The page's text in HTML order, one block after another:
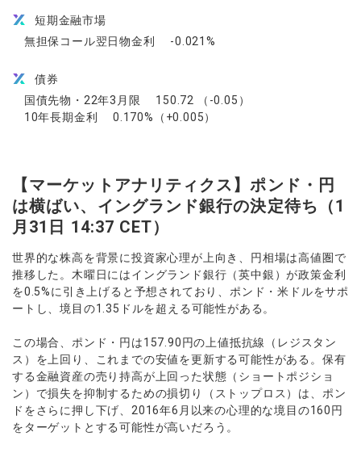
短期金融市場
無担保コール翌日物金利 -0.021%
債券
国債先物・22年3月限 150.72 （-0.05）
10年長期金利 0.170%（+0.005）
【マーケットアナリティクス】ポンド・円
は横ばい、イングランド銀行の決定待ち（1
月31日 14:37 CET）
世界的な株高を背景に投資家心理が上向き、円相場は高値圏で
推移した。木曜日にはイングランド銀行（英中銀）が政策金利
を0.5%に引き上げると予想されており、ポンド・米ドルをサポ
ートし、境目の1.35ドルを超える可能性がある。
この場合、ポンド・円は157.90円の上値抵抗線（レジスタン
ス）を上回り、これまでの安値を更新する可能性がある。保有
する金融資産の売り持高が上回った状態（ショートポジショ
ン）で損失を抑制するための損切り（ストップロス）は、ポン
ドをさらに押し下げ、2016年6月以来の心理的な境目の160円
をターゲットとする可能性が高いだろう。